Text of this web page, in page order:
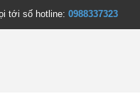
tới số hotline: 0988337323